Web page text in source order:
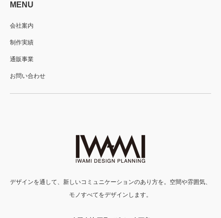
MENU
会社案内
制作実績
通販事業
お問い合わせ
デザインを通して、新しいコミュニケーションのあり方を。空間や雰囲気、
モノすべてをデザインします。